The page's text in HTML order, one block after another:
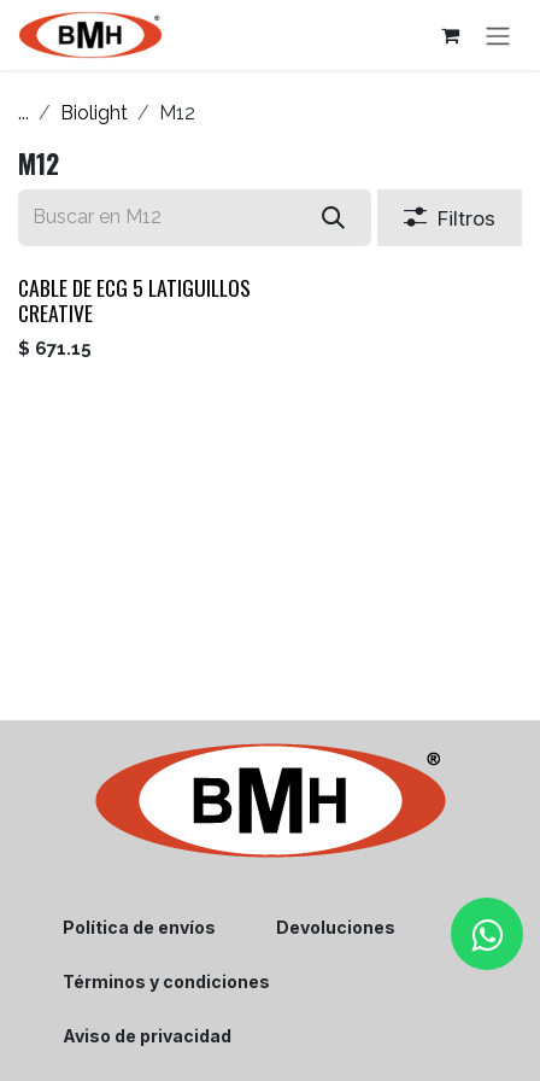
Ir al contenido
... Biolight M12
M12
Filtros
CABLE DE ECG 5 LATIGUILLOS
CREATIVE
$ 671.15
Política de envíos Devoluciones
Términos y condiciones
Aviso de privacidad